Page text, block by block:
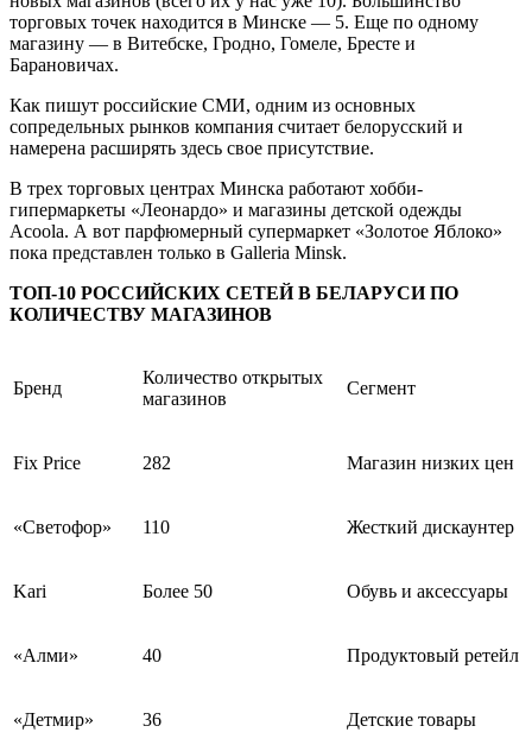
торговых точек находится в Минске — 5. Еще по одному
магазину — в Витебске, Гродно, Гомеле, Бресте и
Барановичах.
Как пишут российские СМИ, одним из основных
сопредельных рынков компания считает белорусский и
намерена расширять здесь свое присутствие.
В трех торговых центрах Минска работают хобби-
гипермаркеты «Леонардо» и магазины детской одежды
Acoola. А вот парфюмерный супермаркет «Золотое Яблоко»
пока представлен только в Galleria Minsk.
ТОП-10 РОССИЙСКИХ СЕТЕЙ В БЕЛАРУСИ ПО
КОЛИЧЕСТВУ МАГАЗИНОВ
Бренд
Количество открытых
магазинов
Сегмент
Fix Price 282 Магазин низких цен
«Светофор» 110 Жесткий дискаунтер
Kari Более 50 Обувь и аксессуары
«Алми» 40 Продуктовый ретейл
«Детмир» 36 Детские товары